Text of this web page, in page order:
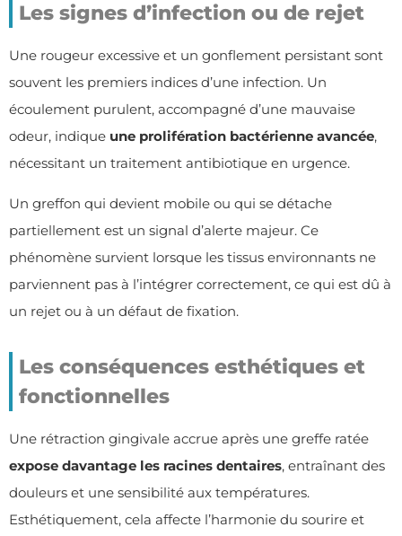
Les signes d’infection ou de rejet
Une rougeur excessive et un gonflement persistant sont
souvent les premiers indices d’une infection. Un
écoulement purulent, accompagné d’une mauvaise
odeur, indique une prolifération bactérienne avancée,
nécessitant un traitement antibiotique en urgence.
Un greffon qui devient mobile ou qui se détache
partiellement est un signal d’alerte majeur. Ce
phénomène survient lorsque les tissus environnants ne
parviennent pas à l’intégrer correctement, ce qui est dû à
un rejet ou à un défaut de fixation.
Les conséquences esthétiques et
fonctionnelles
Une rétraction gingivale accrue après une greffe ratée
expose davantage les racines dentaires, entraînant des
douleurs et une sensibilité aux températures.
Esthétiquement, cela affecte l’harmonie du sourire et